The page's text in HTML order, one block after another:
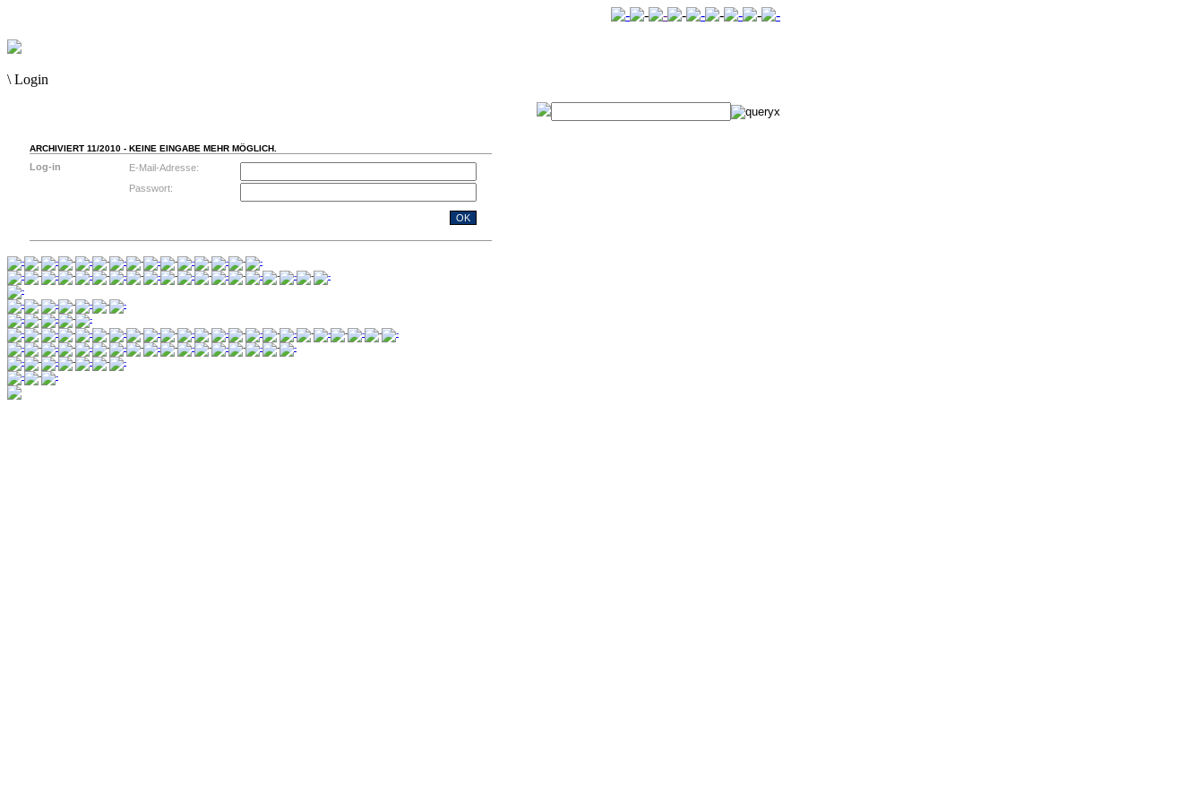
\ Login
ARCHIVIERT 11/2010 - KEINE EINGABE MEHR MÖGLICH.
Log-in
E-Mail-Adresse:
Passwort: